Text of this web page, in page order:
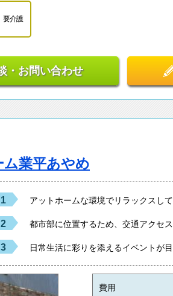
要介護
・お問い合わせ
業平あやめ
アットホームな環境でリラックスし
都市部に位置するため、交通アクセ
日常生活に彩りを添えるイベントが
費用